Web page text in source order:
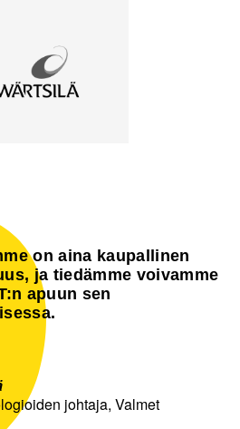
on aina kaupallinen
ja tiedämme voivamme
apuun sen
johtaja, Valmet